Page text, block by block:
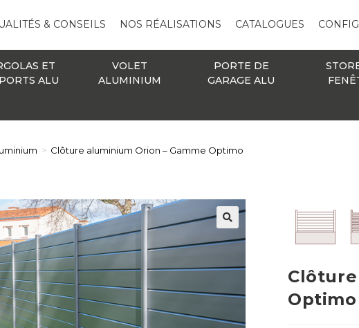
& CONSEILS NOS RÉALISATIONS CATALOGUES
ET
ALU
VOLET
ALUMINIUM
PORTE DE
GARAGE ALU
> Clôture aluminium Orion – Gamme Optimo
Optimo